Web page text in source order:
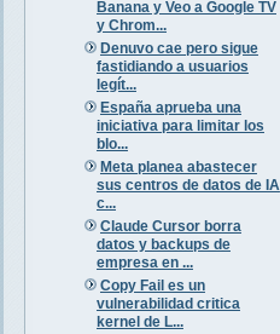
Banana y Veo a Google TV
y Chrom...
Denuvo cae pero sigue
fastidiando a usuarios
legít...
España aprueba una
iniciativa para limitar los
blo...
Meta planea abastecer
sus centros de datos de IA
c...
Claude Cursor borra
datos y backups de
empresa en ...
Copy Fail es un
vulnerabilidad critica
kernel de L...